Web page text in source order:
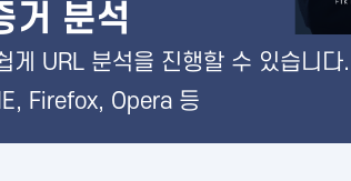
거 분석
URL 분석을 진행할 수 있습니다.
Firefox, Opera 등